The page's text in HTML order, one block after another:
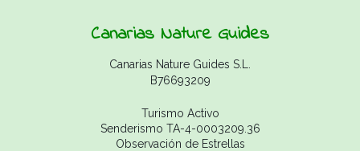
Canarias Nature Guides
Canarias Nature Guides S.L.
B76693209
Turismo Activo
Senderismo TA-4-0003209.36
Observación de Estrellas